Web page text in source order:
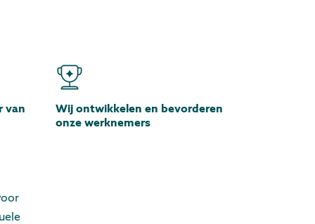
van
Wij ontwikkelen en bevorderen
onze werknemers